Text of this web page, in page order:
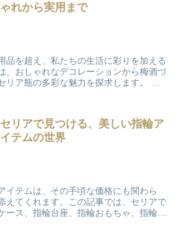
ゃれから実用まで
品を超え、私たちの生活に彩りを加える
、おしゃれなデコレーションから梅酒づ
リア瓶の多彩な魅力を探求します。 お
セリアで見つける、美しい指輪ア
イテムの世界
イテムは、その手頃な価格にも関わら
えてくれます。この記事では、セリアで
ース、指輪台座、指輪おもちゃ、指輪磨